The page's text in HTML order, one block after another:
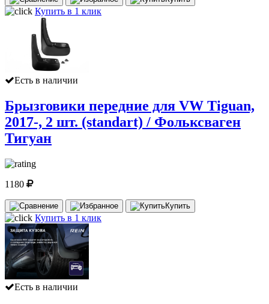
Купить в 1 клик
Есть в наличии
Брызговики передние для VW Tiguan,
2017-, 2 шт. (standart) / Фольксваген
Тигуан
1180
Купить
Купить в 1 клик
Есть в наличии